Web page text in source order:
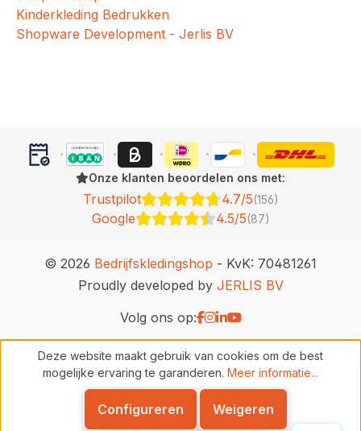
Kinderkleding Bedrukken
Shopware Development - Jerlis BV
Onze klanten beoordelen ons met:
Trustpilot 4.7/5(156)
Google 4.5/5(87)
© 2026 Bedrijfskledingshop - KvK: 70481261
Proudly developed by JERLIS BV
Volg ons op:
Deze website maakt gebruik van cookies om de best
mogelijke ervaring te garanderen. Meer informatie...
Weigeren
Configureren